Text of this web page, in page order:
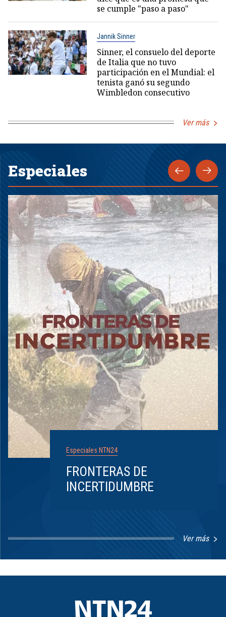
se cumple "paso a paso"
Jannik Sinner
Sinner, el consuelo del deporte
de Italia que no tuvo
participación en el Mundial: el
tenista ganó su segundo
Wimbledon consecutivo
Ver más
Especiales
Especiales NTN24
FRONTERAS DE
INCERTIDUMBRE
Ver más
8